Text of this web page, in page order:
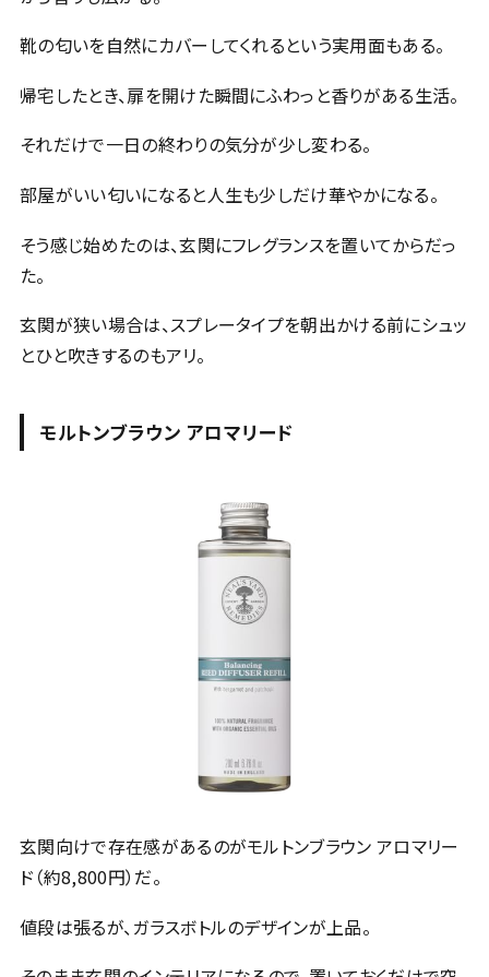
靴の匂いを自然にカバーしてくれるという実用面もある。
帰宅したとき、扉を開けた瞬間にふわっと香りがある生活。
それだけで一日の終わりの気分が少し変わる。
部屋がいい匂いになると人生も少しだけ華やかになる。
そう感じ始めたのは、玄関にフレグランスを置いてからだっ
た。
玄関が狭い場合は、スプレータイプを朝出かける前にシュッ
とひと吹きするのもアリ。
モルトンブラウン アロマリード
玄関向けで存在感があるのがモルトンブラウン アロマリー
ド（約8,800円）だ。
値段は張るが、ガラスボトルのデザインが上品。